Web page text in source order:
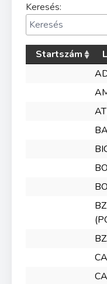
Keresés:
Startszám